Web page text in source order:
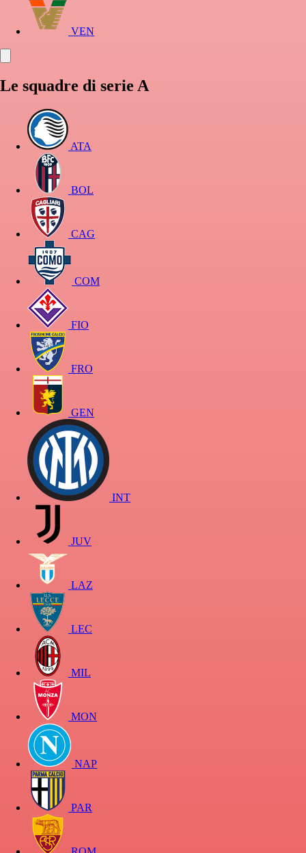
VEN
Le squadre di serie A
ATA
BOL
CAG
COM
FIO
FRO
GEN
INT
JUV
LAZ
LEC
MIL
MON
NAP
PAR